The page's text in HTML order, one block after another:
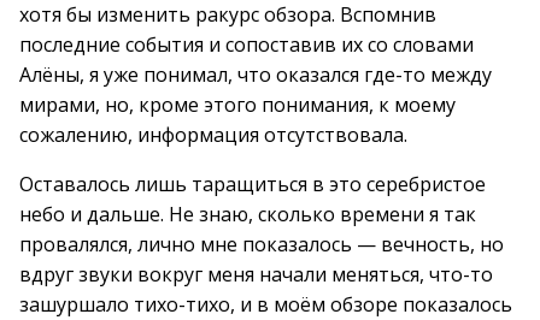
хотя бы изменить ракурс обзора. Вспомнив
последние события и сопоставив их со словами
Алёны, я уже понимал, что оказался где-то между
мирами, но, кроме этого понимания, к моему
сожалению, информация отсутствовала.
Оставалось лишь таращиться в это серебристое
небо и дальше. Не знаю, сколько времени я так
провалялся, лично мне показалось — вечность, но
вдруг звуки вокруг меня начали меняться, что-то
зашуршало тихо-тихо, и в моём обзоре показалось